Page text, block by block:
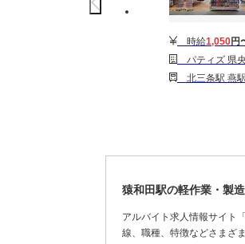
時給1,050円
パティズ 県
北三条駅 燕駅 燕三条駅
猿和田駅の軽作業・製
アルバイト求人情報サイト
線、職種、特徴などさまざ